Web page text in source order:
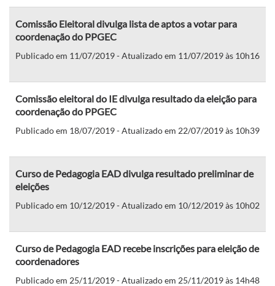
Comissão Eleitoral divulga lista de aptos a votar para
coordenação do PPGEC
Publicado em 11/07/2019 - Atualizado em 11/07/2019 às 10h16
Comissão eleitoral do IE divulga resultado da eleição para
coordenação do PPGEC
Publicado em 18/07/2019 - Atualizado em 22/07/2019 às 10h39
Curso de Pedagogia EAD divulga resultado preliminar de
eleições
Publicado em 10/12/2019 - Atualizado em 10/12/2019 às 10h02
Curso de Pedagogia EAD recebe inscrições para eleição de
coordenadores
Publicado em 25/11/2019 - Atualizado em 25/11/2019 às 14h48